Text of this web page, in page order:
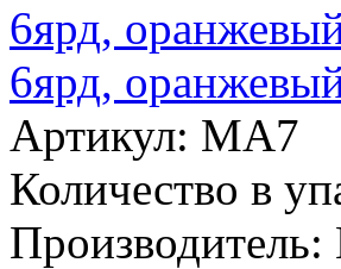
6ярд,
Артикул: MA7
Количество в
Производитель: